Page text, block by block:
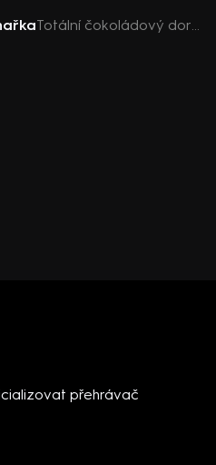
Totální čokoládový dort s mořskou solí
přehrávač